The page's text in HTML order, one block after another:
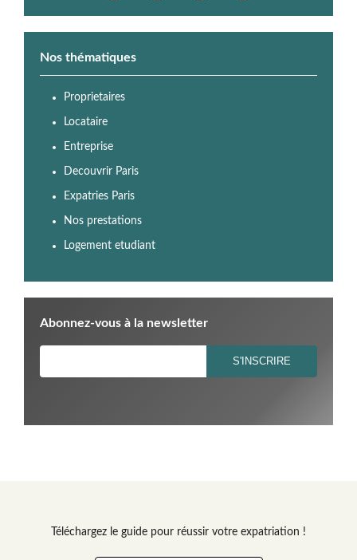
Nos thématiques
Proprietaires
Locataire
Entreprise
Decouvrir Paris
Expatries Paris
Nos prestations
Logement etudiant
Abonnez-vous à la newsletter
Téléchargez le guide pour réussir votre expatriation !